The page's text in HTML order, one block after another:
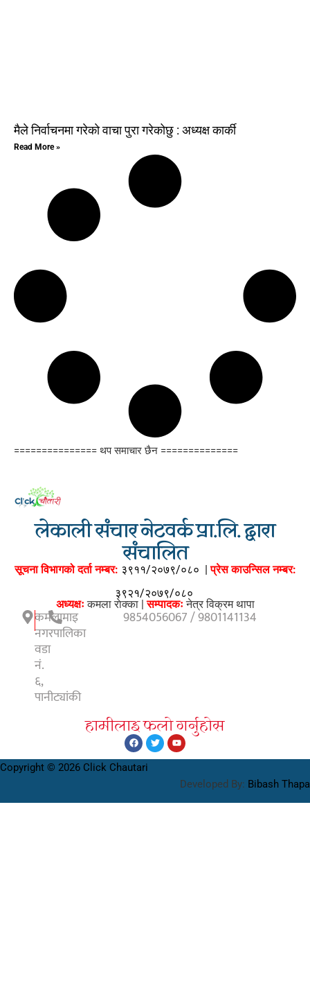
मैले निर्वाचनमा गरेकाे वाचा पुरा गरेकोछु : अध्यक्ष कार्की
Read More »
=============== थप समाचार छैन ==============
लेकाली संचार नेटवर्क प्रा.लि. द्वारा
संचालित
सूचना विभागको दर्ता नम्बर: ३९११/२०७९/०८० |प्रेस काउन्सिल नम्बर:
३९२१/२०७९/०८०
अध्यक्षःकमला राेक्का |सम्पादकःनेत्र विक्रम थापा
कमलामाइ
नगरपालिका
वडा
नं.
६,
पानीट्यांकी
9854056067 / 9801141134
हामीलाइ फलाे गर्नुहाेस
Copyright © 2026 Click Chautari
Developed By: Bibash Thapa